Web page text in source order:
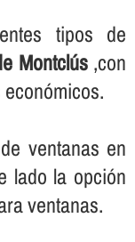
tipos de
Montclús,con
ventanas en
lado la opción
ventanas.